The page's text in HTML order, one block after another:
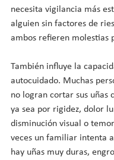
necesita vigilancia más
alguien sin factores de
ambos refieren molestias
También influye la
autocuidado. Muchas
no logran cortar sus uñas
ya sea por rigidez, dolor
disminución visual o
veces un familiar intenta
hay uñas muy duras,